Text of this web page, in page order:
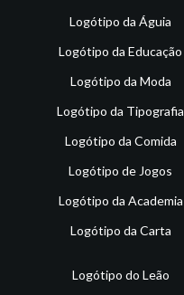
Logótipo da Águia
Logótipo da Educação
Logótipo da Moda
Logótipo da Tipografia
Logótipo da Comida
Logótipo de Jogos
Logótipo da Academia
Logótipo da Carta
Logótipo do Leão